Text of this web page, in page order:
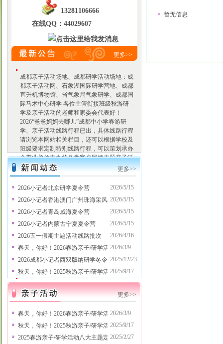
13281106666
在线QQ：44029607
更多>>
成都亲子活动场地、成都研学活动场地：成
都亲子活动网、石象湖国际研学营地、成都
直升机博物馆、省气象局气象研学、成都国
际马术中心研学 各位主管衔接班级秋游研
学及亲子活动的老师和家委会代表好！
2026“爸爸妈妈去哪儿”成都中小学春游研
学、亲子活动线路行程已出，具体线路行程
请浏览本网站相关栏目，还可以根据学校及
班级要求定制特别线路行程，可以策划承办
企事业单位主办的各类客户回馈主题亲子活
动、会员贵宾主题亲子活动等，有意向请联
系项老师，电话：028-
86125055,13281106666。 3月、4月份热门亲
研学、田园劳动体验、省气象局气象研学、
成都国际马术中心研学、川菜博物馆川菜探
秘、定向寻蛋定时抓鸡烧烤、航空科普研
彩海巢欢乐世界、欢乐田园、天府文化研学
之旅、小侦探柯南古镇历险记、亲子拓展、
军事拓展真人CS、农耕体验、农业体验等
成都亲子活动场地、成都研学活动场地：成
都亲子活动网、石象湖国际研学营地、成都
直升机博物馆、省气象局气象研学、成都国
际马术中心研学 各位主管衔接班级秋游研
学及亲子活动的老师和家委会代表好！
2026“爸爸妈妈去哪儿”成都中小学春游研
学、亲子活动线路行程已出，具体线路行程
更多>>
2026小记者北京研学夏令营
2026/5/15
2026小记者香港澳门广州珠海采风行2026/5/15
2026小记者青岛威海夏令营
2026/5/15
2026小记者内蒙古宁夏夏令营
2026/5/15
2026五一假期主题活动线路批次
2026/4/16
春天，你好！2026春游亲子/研学活动八大主题定制方案新鲜出
2026/3/9
2026成都小记者西双版纳研学冬令营2025/12/23
秋天，你好！2025秋游亲子/研学活动八大主题定制方案新鲜出
2025/9/17
更多>>
春天，你好！2026春游亲子/研学活动八大主题定制方案新鲜出
2026/3/9
秋天，你好！2025秋游亲子/研学活动八大主题定制方案新鲜出
2025/9/17
2025春游亲子/研学活动八大主题定制方案新鲜出炉！20多条
2025/2/27
暂无信息